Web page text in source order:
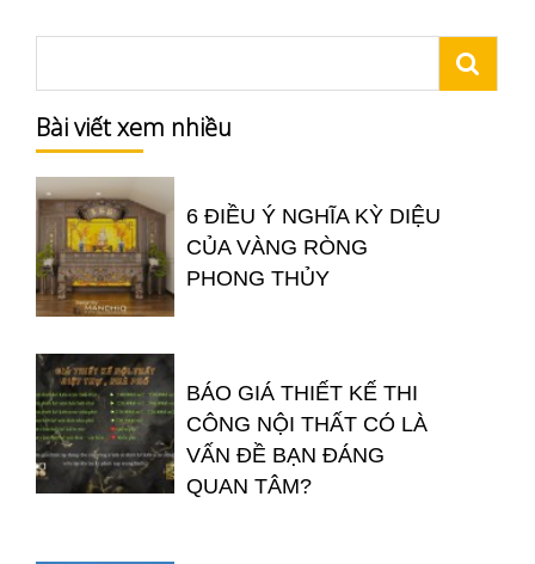
Bài viết xem nhiều
6 ĐIỀU Ý NGHĨA KỲ DIỆU
CỦA VÀNG RÒNG
PHONG THỦY
BÁO GIÁ THIẾT KẾ THI
CÔNG NỘI THẤT CÓ LÀ
VẤN ĐỀ BẠN ĐÁNG
QUAN TÂM?